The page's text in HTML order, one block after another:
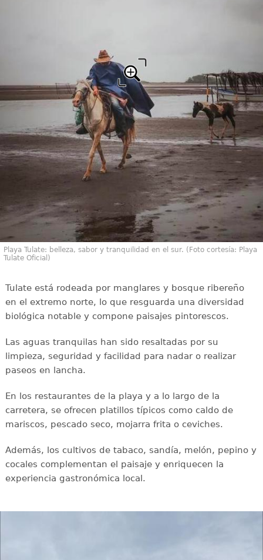
Playa Tulate: belleza, sabor y tranquilidad en el sur. (Foto cortesía: Playa
Tulate Oficial)
Tulate está rodeada por manglares y bosque ribereño
en el extremo norte, lo que resguarda una diversidad
biológica notable y compone paisajes pintorescos.
Las aguas tranquilas han sido resaltadas por su
limpieza, seguridad y facilidad para nadar o realizar
paseos en lancha.
En los restaurantes de la playa y a lo largo de la
carretera, se ofrecen platillos típicos como caldo de
mariscos, pescado seco, mojarra frita o ceviches.
Además, los cultivos de tabaco, sandía, melón, pepino y
cocales complementan el paisaje y enriquecen la
experiencia gastronómica local.